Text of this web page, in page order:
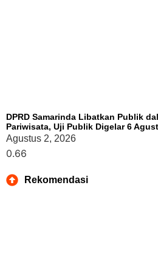
DPRD Samarinda Libatkan Publik
Pariwisata, Uji Publik Digelar 6
Agustus 2, 2026
Rekomendasi